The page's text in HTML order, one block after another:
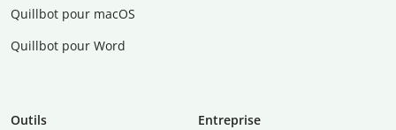
Quillbot pour macOS
Quillbot pour Word
Outils
Entreprise